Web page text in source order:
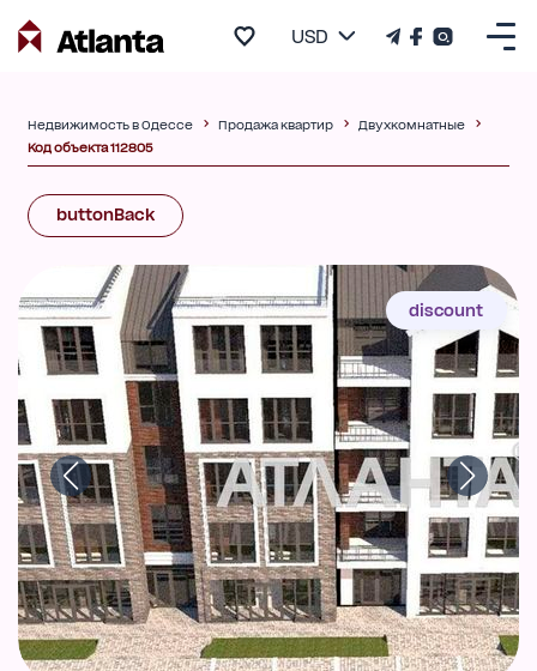
USD
Недвижимость в Одессе Продажа квартир
Двухкомнатные
Код объекта 112805
buttonBack
discount